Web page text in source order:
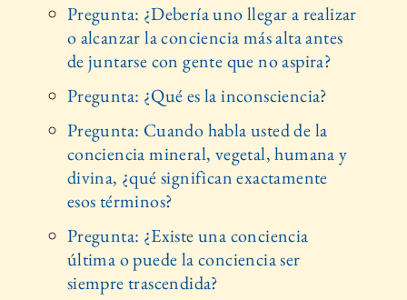
Pregunta: ¿Debería uno llegar a realizar
o alcanzar la conciencia más alta antes
de juntarse con gente que no aspira?
Pregunta: ¿Qué es la inconsciencia?
Pregunta: Cuando habla usted de la
conciencia mineral, vegetal, humana y
divina, ¿qué significan exactamente
esos términos?
Pregunta: ¿Existe una conciencia
última o puede la conciencia ser
siempre trascendida?